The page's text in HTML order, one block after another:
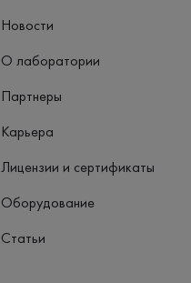
Новости
О лаборатории
Партнеры
Карьера
Лицензии и сертификаты
Оборудование
Статьи